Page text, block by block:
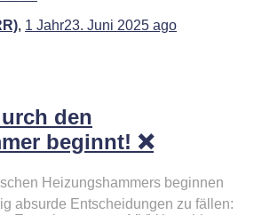
, 1 Jahr23. Juni 2025 ago
den
beginnt! ❌
Heizungshammers beginnen
absurde Entscheidungen zu fällen: